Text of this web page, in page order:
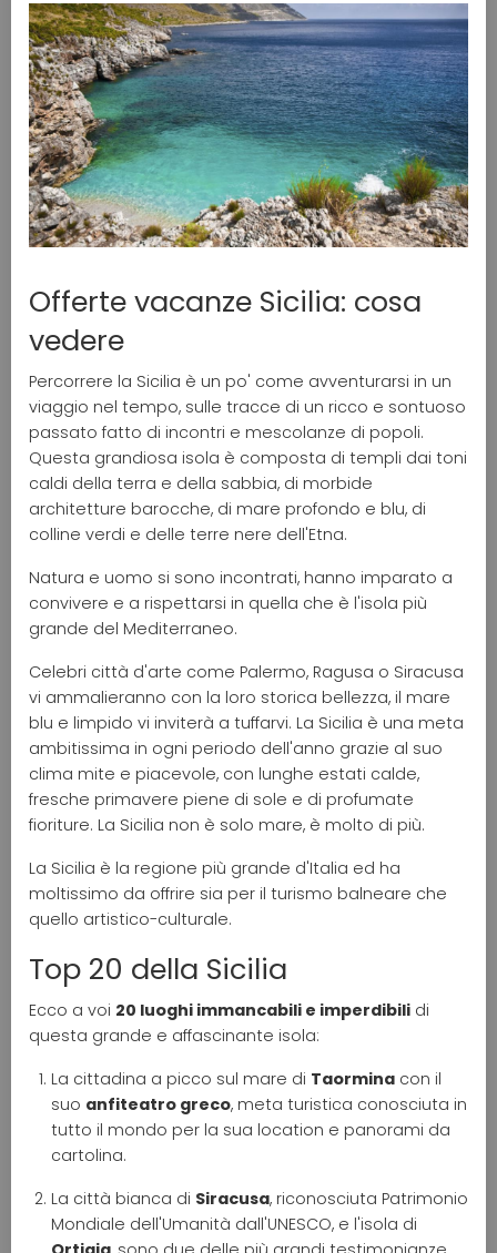
Offerte vacanze Sicilia: cosa
vedere
Percorrere la Sicilia è un po' come avventurarsi in un
viaggio nel tempo, sulle tracce di un ricco e sontuoso
passato fatto di incontri e mescolanze di popoli.
Questa grandiosa isola è composta di templi dai toni
caldi della terra e della sabbia, di morbide
architetture barocche, di mare profondo e blu, di
colline verdi e delle terre nere dell'Etna.
Natura e uomo si sono incontrati, hanno imparato a
convivere e a rispettarsi in quella che è l'isola più
grande del Mediterraneo.
Celebri città d'arte come Palermo, Ragusa o Siracusa
vi ammalieranno con la loro storica bellezza, il mare
blu e limpido vi inviterà a tuffarvi. La Sicilia è una meta
ambitissima in ogni periodo dell'anno grazie al suo
clima mite e piacevole, con lunghe estati calde,
fresche primavere piene di sole e di profumate
fioriture. La Sicilia non è solo mare, è molto di più.
La Sicilia è la regione più grande d'Italia ed ha
moltissimo da offrire sia per il turismo balneare che
quello artistico-culturale.
Top 20 della Sicilia
Ecco a voi 20 luoghi immancabili e imperdibili di
questa grande e affascinante isola:
La cittadina a picco sul mare di Taormina con il
suo anfiteatro greco, meta turistica conosciuta in
tutto il mondo per la sua location e panorami da
cartolina.
La città bianca di Siracusa, riconosciuta Patrimonio
Mondiale dell'Umanità dall'UNESCO, e l'isola di